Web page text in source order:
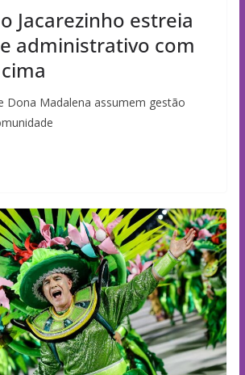
Jacarezinho estreia
administrativo com
Dona Madalena assumem gestão